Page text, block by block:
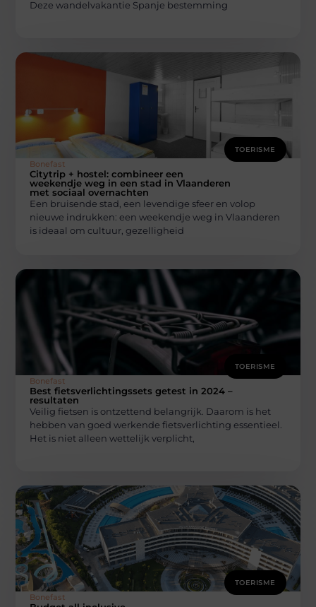
Deze wandelvakantie Spanje bestemming
TOERISME
Bonefast
Citytrip + hostel: combineer een
weekendje weg in een stad in Vlaanderen
met sociaal overnachten
Een bruisende stad, een levendige sfeer en volop
nieuwe indrukken: een weekendje weg in Vlaanderen
is ideaal om cultuur, gezelligheid
TOERISME
Bonefast
Best fietsverlichtingssets getest in 2024 –
resultaten
Veilig fietsen is ontzettend belangrijk. Daarom is het
hebben van goed werkende fietsverlichting essentieel.
Het is niet alleen wettelijk verplicht,
TOERISME
Bonefast